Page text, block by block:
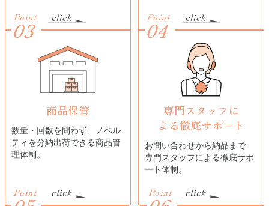
Point
03
商品保管
数量・回数を問わず、ノベル
ティを分納出荷できる商品管
理体制。
Point
04
専門スタッフに
よる徹底サポート
お問い合わせから納品まで
専門スタッフによる徹底サポ
ート体制。
Point
Point